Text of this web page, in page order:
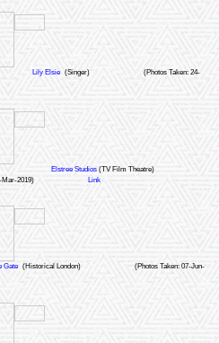
Lily Elsie (Singer)
(Photos Taken: 24-
Elstree Studios (TV Film Theatre)
Mar-2019) Link
Gate (Historical London)
(Photos Taken: 07-Jun-